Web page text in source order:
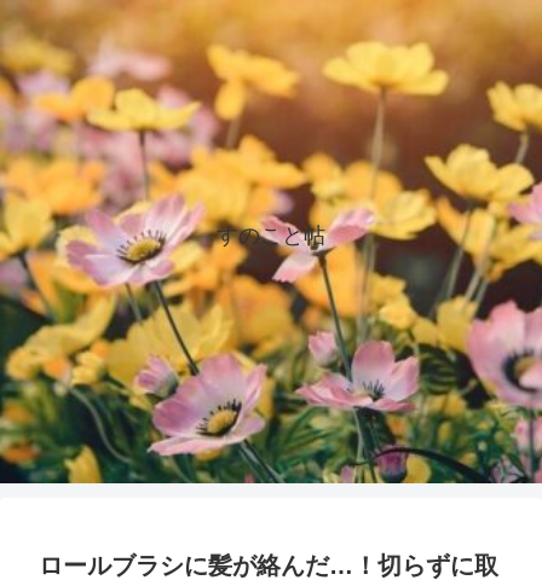
すのこと帖
ロールブラシに髪が絡んだ…！切らずに取